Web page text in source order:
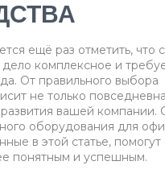
ещё раз отметить, что
комплексное и
От правильного выбора
не только
вашей компании.
оборудования для
в этой статье, помогут
понятным и успешным.